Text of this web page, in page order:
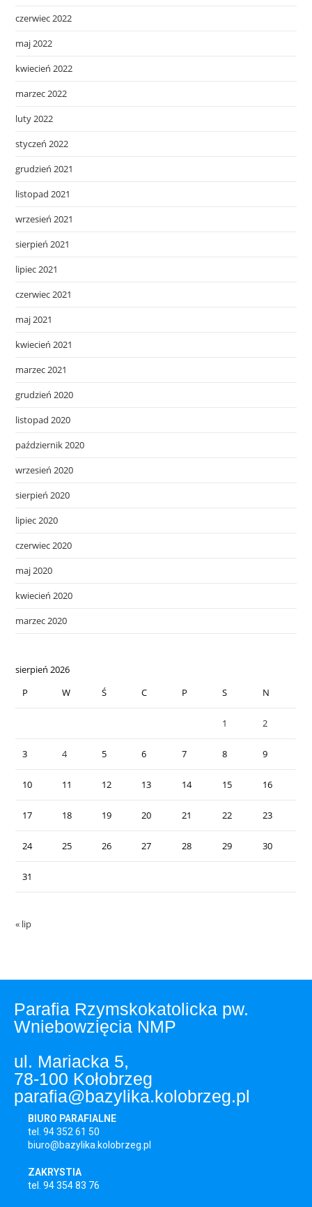
czerwiec 2022
maj 2022
kwiecień 2022
marzec 2022
luty 2022
styczeń 2022
grudzień 2021
listopad 2021
wrzesień 2021
sierpień 2021
lipiec 2021
czerwiec 2021
maj 2021
kwiecień 2021
marzec 2021
grudzień 2020
listopad 2020
październik 2020
wrzesień 2020
sierpień 2020
lipiec 2020
czerwiec 2020
maj 2020
kwiecień 2020
marzec 2020
sierpień 2026
P
W Ś C P S N
1 2
3 4 5 6 7 8 9
10 11 12 13 14 15 16
17 18 19 20 21 22 23
24 25 26 27 28 29 30
31
« lip
Parafia Rzymskokatolicka pw.
Wniebowzięcia NMP
ul. Mariacka 5,
78-100 Kołobrzeg
parafia@bazylika.kolobrzeg.pl
BIURO PARAFIALNE
tel. 94 352 61 50
biuro@bazylika.kolobrzeg.pl
ZAKRYSTIA
tel. 94 354 83 76